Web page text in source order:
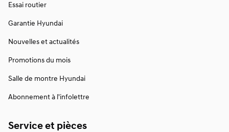
Essai routier
Garantie Hyundai
Nouvelles et actualités
Promotions du mois
Salle de montre Hyundai
Abonnement à l'infolettre
Service et pièces